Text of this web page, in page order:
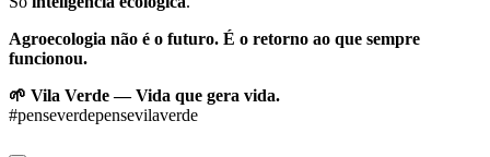
Agroecologia não é o futuro. É o retorno ao que sempre
funcionou.
🌱 Vila Verde — Vida que gera vida.
#penseverdepensevilaverde